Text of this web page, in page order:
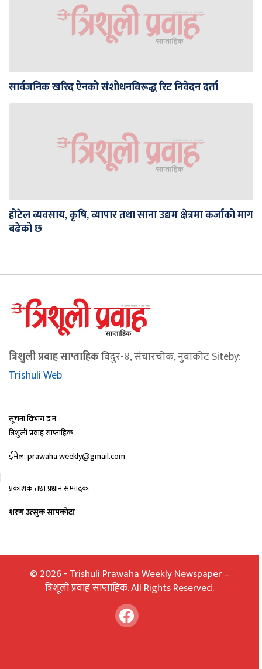
सार्वजनिक खरिद ऐनको संशोधनविरूद्ध रिट निवेदन दर्ता
होटेल व्यवसाय, कृषि, व्यापार तथा साना उद्यम क्षेत्रमा कर्जाको माग
बढेको छ
त्रिशुली प्रवाह साप्ताहिकविदुर-४, संचारचोक, नुवाकोट Siteby:
Trishuli Web
सूचना विभाग द.न. :
त्रिशुली प्रवाह साप्ताहिक
ईमेल: prawaha.weekly@gmail.com
प्रकाशक तथा प्रधान सम्पादक:
शरण उत्सुक सापकोटा
© 2026 - Trishuli Prawaha Weekly Newspaper –
त्रिशूली प्रवाह साप्ताहिक. All Rights Reserved.